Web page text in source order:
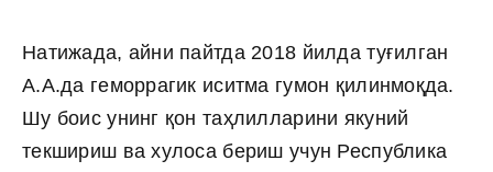
Натижада, айни пайтда 2018 йилда туғилган
А.А.да геморрагик иситма гумон қилинмоқда.
Шу боис унинг қон таҳлилларини якуний
текшириш ва хулоса бериш учун Республика